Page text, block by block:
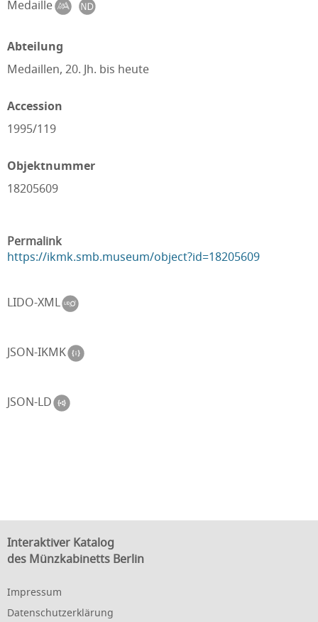
Medaille
Abteilung
Medaillen, 20. Jh. bis heute
Accession
1995/119
Objektnummer
18205609
Permalink
https://ikmk.smb.museum/object?id=18205609
LIDO-XML
JSON-IKMK
JSON-LD
Interaktiver Katalog
des Münzkabinetts Berlin
Impressum
Datenschutzerklärung